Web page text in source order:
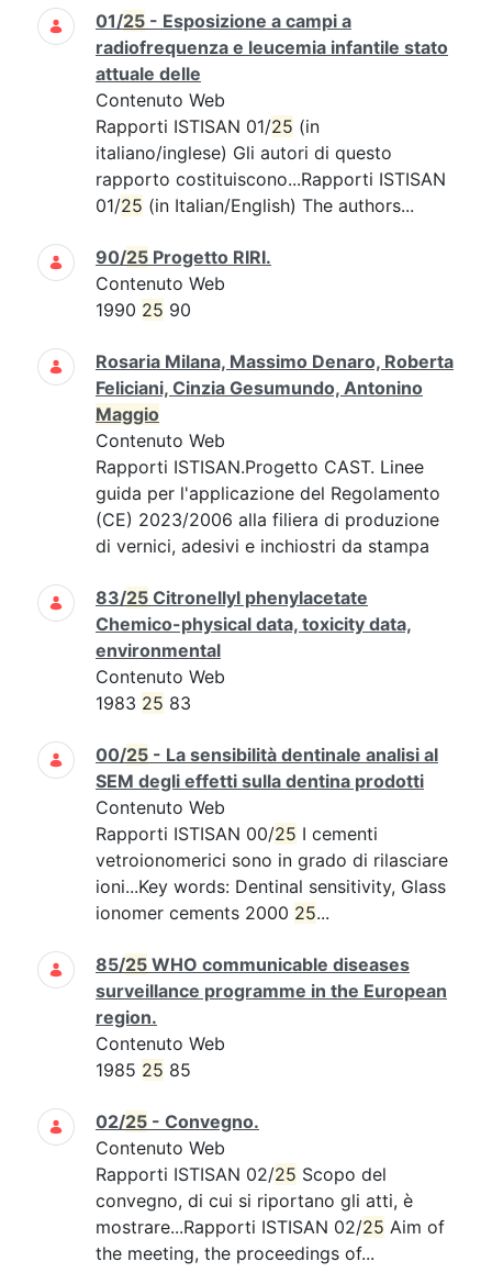
01/25 - Esposizione a campi a
radiofrequenza e leucemia infantile stato
attuale delle
Contenuto Web
Rapporti ISTISAN 01/25 (in
italiano/inglese) Gli autori di questo
rapporto costituiscono...Rapporti ISTISAN
01/25 (in Italian/English) The authors...
90/25 Progetto RIRI.
Contenuto Web
1990 25 90
Rosaria Milana, Massimo Denaro, Roberta
Feliciani, Cinzia Gesumundo, Antonino
Maggio
Contenuto Web
Rapporti ISTISAN.Progetto CAST. Linee
guida per l'applicazione del Regolamento
(CE) 2023/2006 alla filiera di produzione
di vernici, adesivi e inchiostri da stampa
83/25 Citronellyl phenylacetate
Chemico-physical data, toxicity data,
environmental
Contenuto Web
1983 25 83
00/25 - La sensibilità dentinale analisi al
SEM degli effetti sulla dentina prodotti
Contenuto Web
Rapporti ISTISAN 00/25 I cementi
vetroionomerici sono in grado di rilasciare
ioni...Key words: Dentinal sensitivity, Glass
ionomer cements 2000 25...
85/25 WHO communicable diseases
surveillance programme in the European
region.
Contenuto Web
1985 25 85
02/25 - Convegno.
Contenuto Web
Rapporti ISTISAN 02/25 Scopo del
convegno, di cui si riportano gli atti, è
mostrare...Rapporti ISTISAN 02/25 Aim of
the meeting, the proceedings of...